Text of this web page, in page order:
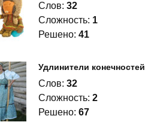
Слов: 32
Сложность: 1
Решено: 41
Удлинители конечностей
Слов: 32
Сложность: 2
Решено: 67